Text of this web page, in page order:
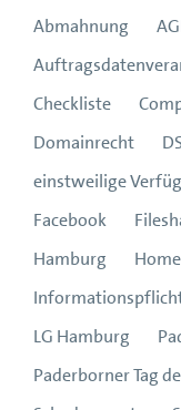
Abmahnung
Checkliste
Domainrecht
einstweilige
Facebook
Hamburg
LG Hamburg
Paderborner Tag